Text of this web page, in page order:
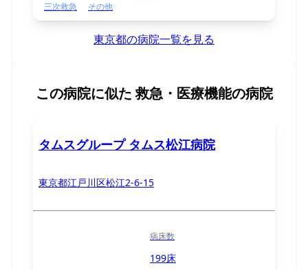
三次救急
その他
東京都の病院一覧を見る
この病院に似た 救急・医療機能の病院
タムスグループ タムス松江病院
東京都江戸川区松江2-6-15
病床数
199床